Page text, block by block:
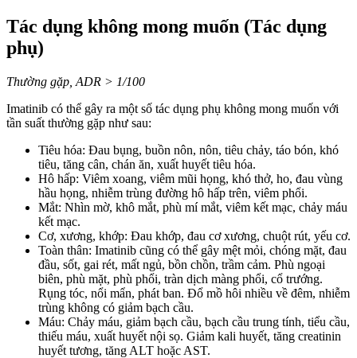
Tác dụng không mong muốn (Tác dụng
phụ)
Thường gặp, ADR > 1/100
Imatinib có thể gây ra một số tác dụng phụ không mong muốn với
tần suất thường gặp như sau:
Tiêu hóa: Đau bụng, buồn nôn, nôn, tiêu chảy, táo bón, khó
tiêu, tăng cân, chán ăn, xuất huyết tiêu hóa.
Hô hấp: Viêm xoang, viêm mũi họng, khó thở, ho, đau vùng
hầu họng, nhiễm trùng đường hô hấp trên, viêm phổi.
Mắt: Nhìn mờ, khô mắt, phù mí mắt, viêm kết mạc, chảy máu
kết mạc.
Cơ, xương, khớp: Đau khớp, đau cơ xương, chuột rút, yếu cơ.
Toàn thân: Imatinib cũng có thể gây mệt mỏi, chóng mặt, đau
đầu, sốt, gai rét, mất ngủ, bồn chồn, trầm cảm. Phù ngoại
biên, phù mặt, phù phổi, tràn dịch màng phổi, cổ trướng.
Rụng tóc, nổi mẩn, phát ban. Đổ mồ hôi nhiều về đêm, nhiễm
trùng không có giảm bạch cầu.
Máu: Chảy máu, giảm bạch cầu, bạch cầu trung tính, tiểu cầu,
thiếu máu, xuất huyết nội sọ. Giảm kali huyết, tăng creatinin
huyết tương, tăng ALT hoặc AST.